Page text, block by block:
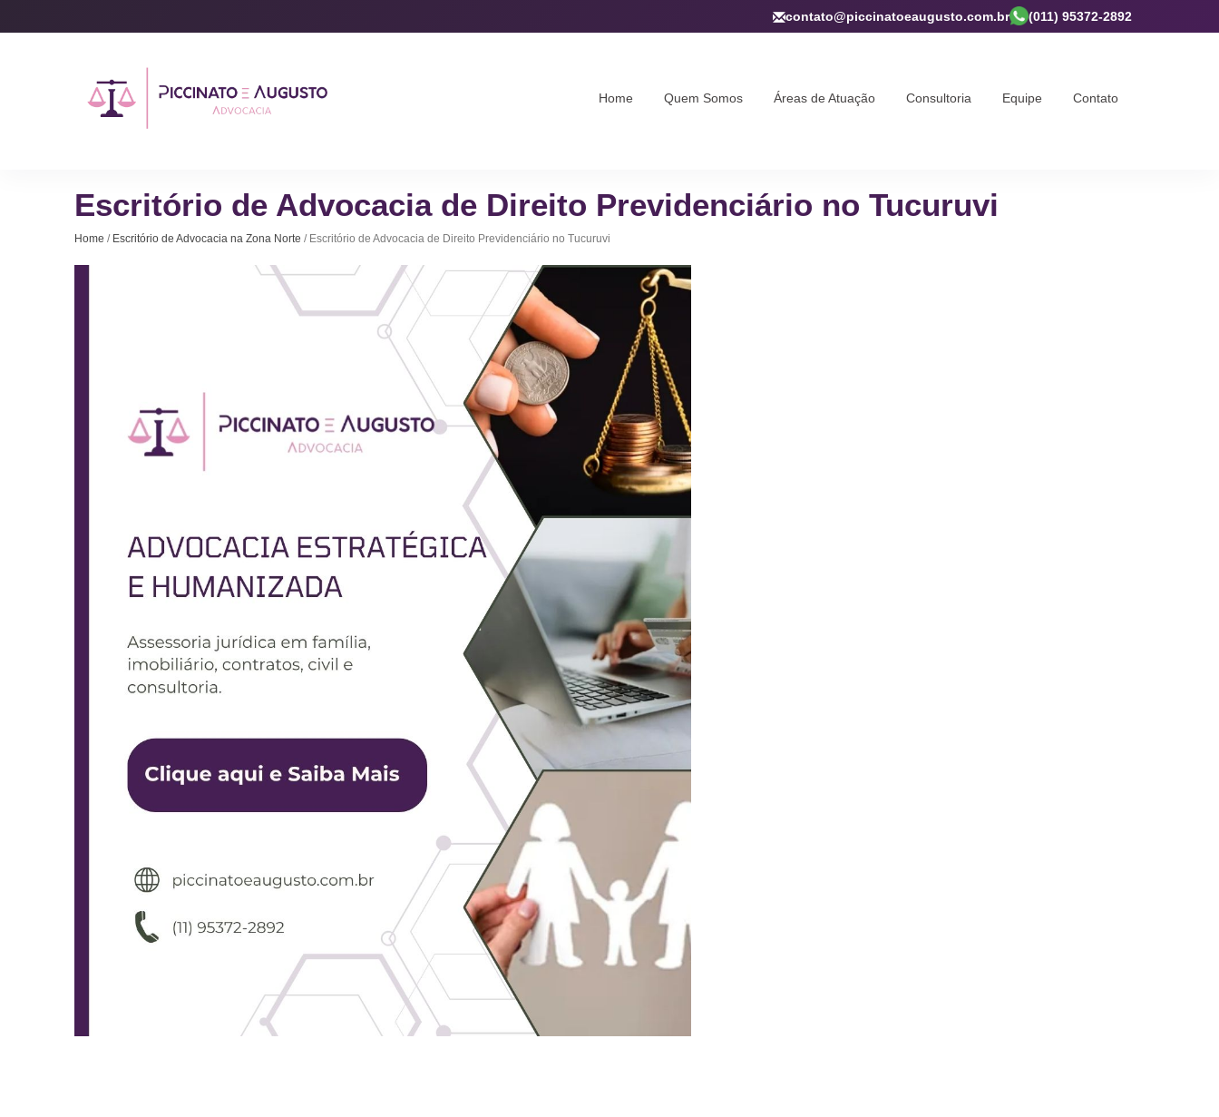
contato@piccinatoeaugusto.com.br (011) 95372-2892
Home Quem Somos Áreas de Atuação Consultoria Equipe Contato
Escritório de Advocacia de Direito Previdenciário no Tucuruvi
Home / Escritório de Advocacia na Zona Norte / Escritório de Advocacia de Direito Previdenciário no Tucuruvi